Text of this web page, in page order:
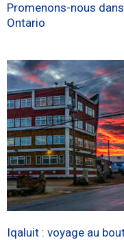
Promenons-nous
Ontario
Iqaluit : voyage au